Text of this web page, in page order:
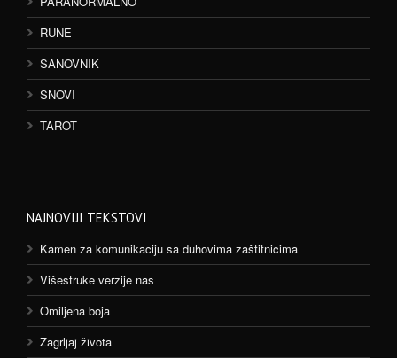
RUNE
SANOVNIK
SNOVI
TAROT
NAJNOVIJI TEKSTOVI
Kamen za komunikaciju sa duhovima zaštitnicima
Višestruke verzije nas
Omiljena boja
Zagrljaj života